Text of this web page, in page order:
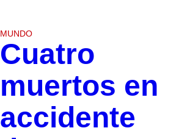
MUNDO
Cuatro
muertos en
accidente